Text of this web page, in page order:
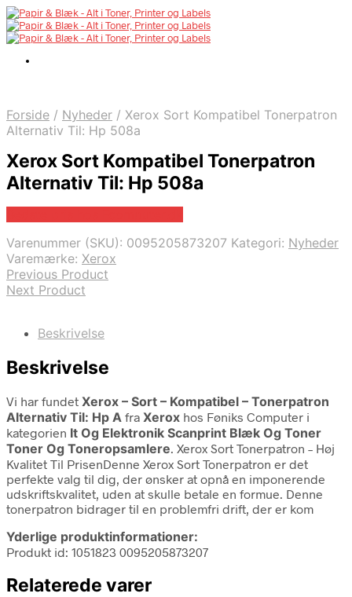
Forside / Nyheder / Xerox Sort Kompatibel Tonerpatron
Alternativ Til: Hp 508a
Xerox Sort Kompatibel Tonerpatron
Alternativ Til: Hp 508a
Varenummer (SKU): 0095205873207 Kategori: Nyheder
Varemærke: Xerox
Previous Product
Next Product
Beskrivelse
Beskrivelse
Vi har fundet Xerox – Sort – Kompatibel – Tonerpatron
Alternativ Til: Hp A fra Xerox hos Føniks Computer i
kategorien It Og Elektronik Scanprint Blæk Og Toner
Toner Og Toneropsamlere. Xerox Sort Tonerpatron – Høj
Kvalitet Til PrisenDenne Xerox Sort Tonerpatron er det
perfekte valg til dig, der ønsker at opnå en imponerende
udskriftskvalitet, uden at skulle betale en formue. Denne
tonerpatron bidrager til en problemfri drift, der er kom
Yderlige produktinformationer:
Produkt id: 1051823 0095205873207
Relaterede varer